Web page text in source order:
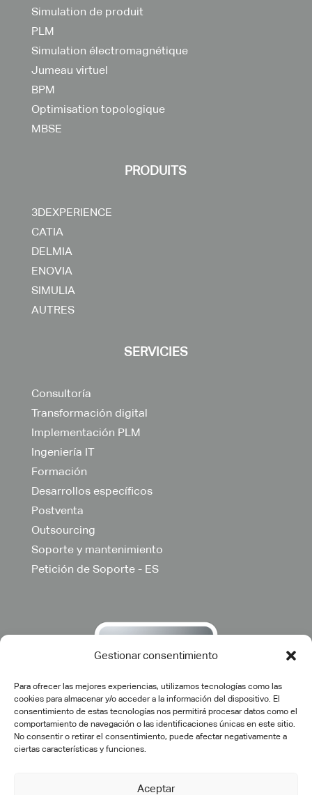
Gestionar consentimiento
Para ofrecer las mejores experiencias, utilizamos tecnologías como las
cookies para almacenar y/o acceder a la información del dispositivo. El
consentimiento de estas tecnologías nos permitirá procesar datos como el
comportamiento de navegación o las identificaciones únicas en este sitio.
No consentir o retirar el consentimiento, puede afectar negativamente a
ciertas características y funciones.
Aceptar
Simulation de produit
PLM
Simulation électromagnétique
Jumeau virtuel
BPM
Optimisation topologique
MBSE
PRODUITS
3DEXPERIENCE
CATIA
DELMIA
ENOVIA
SIMULIA
AUTRES
SERVICIES
Consultoría
Transformación digital
Implementación PLM
Ingeniería IT
Formación
Desarrollos específicos
Postventa
Outsourcing
Soporte y mantenimiento
Petición de Soporte - ES